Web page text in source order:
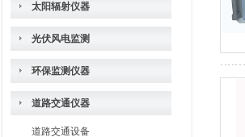
太阳辐射仪器
光伏风电监测
环保监测仪器
道路交通仪器
道路交通设备